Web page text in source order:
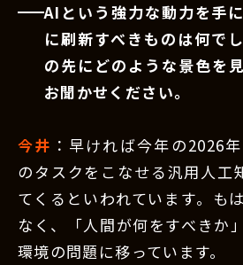
AIという強力な動力を手
に刷新すべきものは何で
の先にどのような景色を
お聞かせください。
今井 ：早ければ今年の2026
のタスクをこなせる汎用人工
てくるといわれています。も
なく、「人間が何をすべきか
環境の問題に移っています。